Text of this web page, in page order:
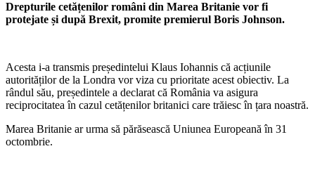
Drepturile cetățenilor români din Marea Britanie vor fi
protejate și după Brexit, promite premierul Boris Johnson.
Acesta i-a transmis președintelui Klaus Iohannis că acțiunile
autorităților de la Londra vor viza cu prioritate acest obiectiv. La
rândul său, președintele a declarat că România va asigura
reciprocitatea în cazul cetățenilor britanici care trăiesc în țara noastră.
Marea Britanie ar urma să părăsească Uniunea Europeană în 31
octombrie.